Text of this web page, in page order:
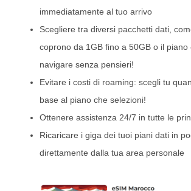
immediatamente al tuo arrivo
Scegliere tra diversi pacchetti dati,
coprono da 1GB fino a 50GB o il
navigare senza pensieri!
Evitare i costi di roaming: scegli tu
base al piano che selezioni!
Ottenere assistenza 24/7 in tutte le
Ricaricare i giga dei tuoi piani dati in
direttamente dalla tua area personale